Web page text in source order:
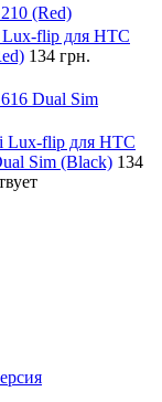
(Red)
flip для HTC
134 грн.
Dual Sim
Lux-flip для HTC
Sim (Black) 134